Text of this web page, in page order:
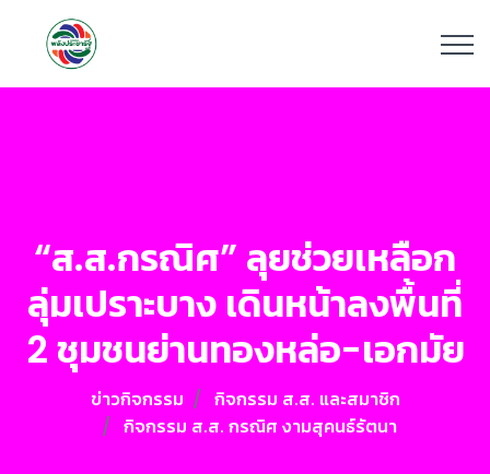
“ส.ส.กรณิศ” ลุยช่วยเหลือก
ลุ่มเปราะบาง เดินหน้าลงพื้นที่
2 ชุมชนย่านทองหล่อ-เอกมัย
ข่าวกิจกรรม
กิจกรรม ส.ส. และสมาชิก
กิจกรรม ส.ส. กรณิศ งามสุคนธ์รัตนา